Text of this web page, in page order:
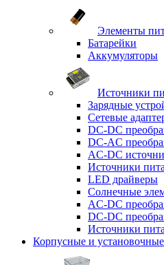
Элементы
Батарейки
Аккумуляторы
Источники
Зарядные
Сетевые
DC-DC
DC-AC
AC-DC
Источники
LED драйверы
Солнечные
AC-DC
DC-DC
Источники
Корпусные и